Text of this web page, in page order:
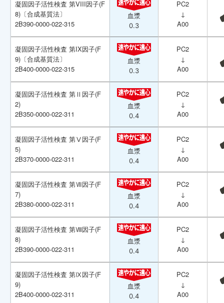
凝固因子活性検査 第VIII因子(F
8)〔合成基質法〕
2B390-0000-022-315
血漿
0.3
PC2
↓
A00
凝固因子活性検査 第IX因子(F
9)〔合成基質法〕
2B400-0000-022-315
血漿
0.3
PC2
↓
A00
凝固因子活性検査 第Ⅱ因子(F
2)
2B350-0000-022-311
血漿
0.4
PC2
↓
A00
凝固因子活性検査 第Ⅴ因子(F
5)
2B370-0000-022-311
血漿
0.4
PC2
↓
A00
凝固因子活性検査 第Ⅶ因子(F
7)
2B380-0000-022-311
血漿
0.4
PC2
↓
A00
凝固因子活性検査 第Ⅷ因子(F
8)
2B390-0000-022-311
血漿
0.4
PC2
↓
A00
凝固因子活性検査 第Ⅸ因子(F
9)
2B400-0000-022-311
血漿
0.4
PC2
↓
A00
凝固因子活性検査 第VIII因子(F
8)〔合成基質法〕
2B390-0000-022-315
血漿
0.3
PC2
↓
A00
凝固因子活性検査 第IX因子(F
9)〔合成基質法〕
2B400-0000-022-315
血漿
0.3
PC2
↓
A00
凝固因子活性検査 第Ⅱ因子(F
2)
2B350-0000-022-311
血漿
0.4
PC2
↓
A00
凝固因子活性検査 第Ⅴ因子(F
5)
2B370-0000-022-311
血漿
0.4
PC2
↓
A00
凝固因子活性検査 第Ⅶ因子(F
7)
2B380-0000-022-311
血漿
0.4
PC2
↓
A00
凝固因子活性検査 第Ⅷ因子(F
8)
2B390-0000-022-311
血漿
0.4
PC2
↓
A00
凝固因子活性検査 第Ⅸ因子(F
9)
2B400-0000-022-311
血漿
0.4
PC2
↓
A00